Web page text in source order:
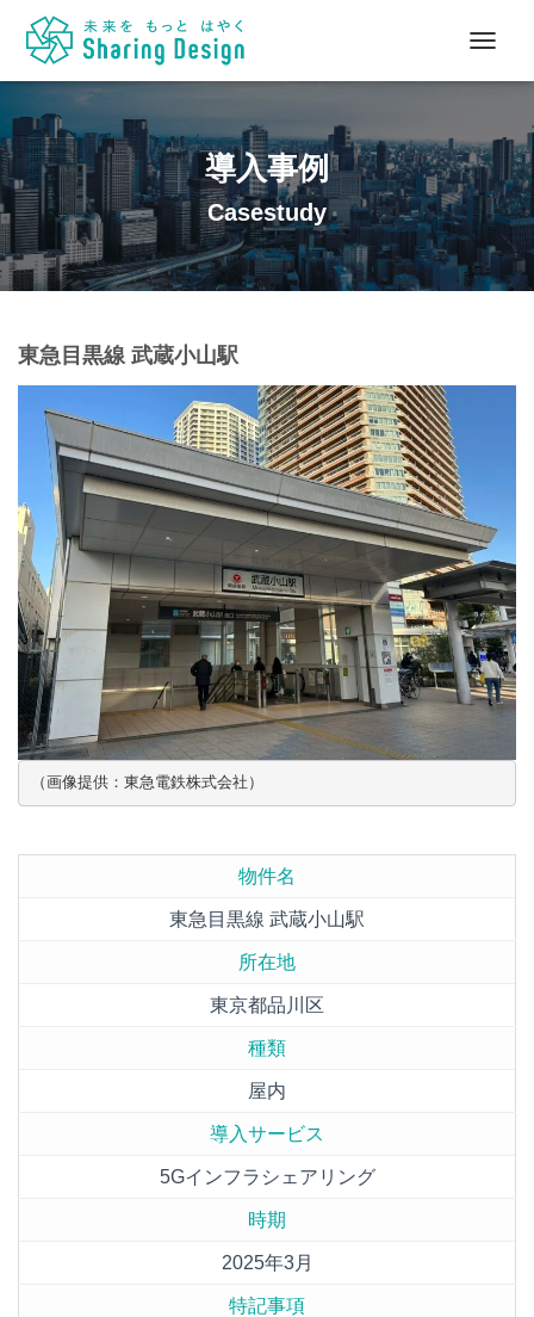
ビ
シ
ョ
ン
を
替
導入事例
Casestudy
東急目黒線 武蔵小山駅
（画像提供：東急電鉄株式会社）
物件名
東急目黒線 武蔵小山駅
所在地
東京都品川区
種類
屋内
導入サービス
5Gインフラシェアリング
時期
2025年3月
特記事項